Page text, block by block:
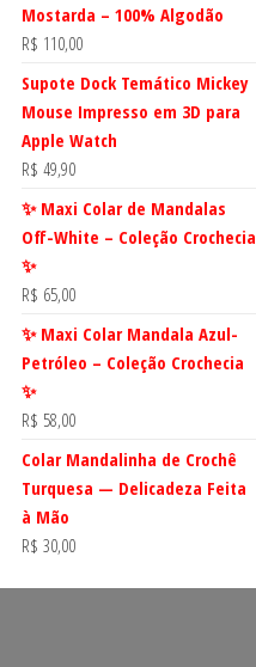
Mostarda – 100% Algodão
R$ 110,00
Supote Dock Temático Mickey
Mouse Impresso em 3D para
Apple Watch
R$ 49,90
✨ Maxi Colar de Mandalas
Off-White – Coleção Crochecia
✨
R$ 65,00
✨ Maxi Colar Mandala Azul-
Petróleo – Coleção Crochecia
✨
R$ 58,00
Colar Mandalinha de Crochê
Turquesa — Delicadeza Feita
à Mão
R$ 30,00